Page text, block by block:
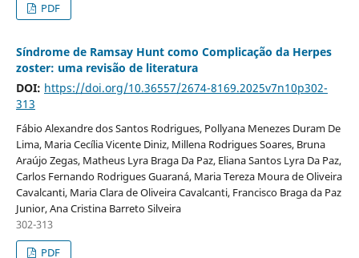
PDF
Síndrome de Ramsay Hunt como Complicação da Herpes
zoster: uma revisão de literatura
DOI: https://doi.org/10.36557/2674-8169.2025v7n10p302-
313
Fábio Alexandre dos Santos Rodrigues, Pollyana Menezes Duram De
Lima, Maria Cecília Vicente Diniz, Millena Rodrigues Soares, Bruna
Araújo Zegas, Matheus Lyra Braga Da Paz, Eliana Santos Lyra Da Paz,
Carlos Fernando Rodrigues Guaraná, Maria Tereza Moura de Oliveira
Cavalcanti, Maria Clara de Oliveira Cavalcanti, Francisco Braga da Paz
Junior, Ana Cristina Barreto Silveira
302-313
PDF